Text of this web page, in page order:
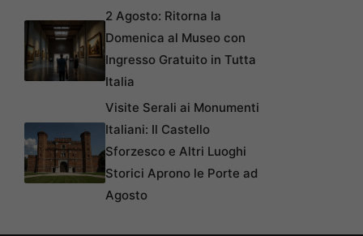
2 Agosto: Ritorna la
Domenica al Museo con
Ingresso Gratuito in Tutta
Italia
Visite Serali ai Monumenti
Italiani: Il Castello
Sforzesco e Altri Luoghi
Storici Aprono le Porte ad
Agosto